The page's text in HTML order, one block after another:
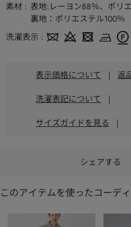
素材
表地:レーヨン88％、ポリ
裏地：ポリエステル100％
洗濯表示
表示価格について | 返
洗濯表記について |
サイズガイドを見る |
シェアする
このアイテムを使ったコーデ